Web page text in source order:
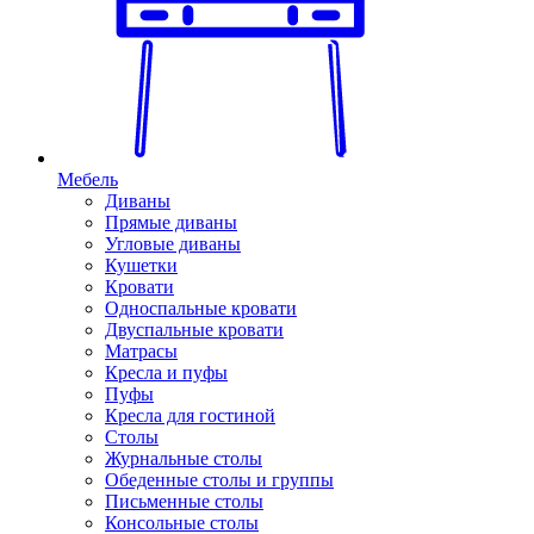
Мебель
Диваны
Прямые диваны
Угловые диваны
Кушетки
Кровати
Односпальные кровати
Двуспальные кровати
Матрасы
Кресла и пуфы
Пуфы
Кресла для гостиной
Столы
Журнальные столы
Обеденные столы и группы
Письменные столы
Консольные столы